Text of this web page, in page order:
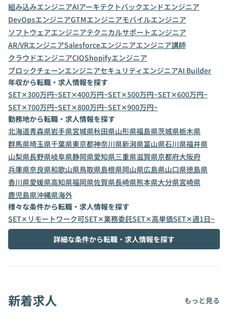
組み込みエンジニアAIアーキテクトバックエンドエンジニア
DevOpsエンジニアGTMエンジニアモバイルエンジニア
ソフトウェアエンジニアテクニカルサポートエンジニア
AR/VRエンジニアSalesforceエンジニアエンジニア講師
クラウドエンジニアCIOShopifyエンジニア
ブロックチェーンエンジニアセキュリティエンジニアAI Builder
年収から転職・求人情報を探す
SET✕300万円~SET✕400万円~SET✕500万円~SET✕600万円~
SET✕700万円~SET✕800万円~SET✕900万円~
勤務地から転職・求人情報を探す
北海道青森県岩手県宮城県秋田県山形県福島県茨城県栃木県
群馬県埼玉県千葉県東京都神奈川県新潟県富山県石川県福井県
山梨県長野県岐阜県静岡県愛知県三重県滋賀県京都府大阪府
兵庫県奈良県和歌山県鳥取県島根県岡山県広島県山口県徳島県
香川県愛媛県高知県福岡県佐賀県長崎県熊本県大分県宮崎県
鹿児島県沖縄県海外
様々な条件から転職・求人情報を探す
SET✕リモートワーク可SET✕業務委託SET✕高単価SET✕週1日~
詳細な条件から転職・求人情報を探す
新着求人 もっと見る